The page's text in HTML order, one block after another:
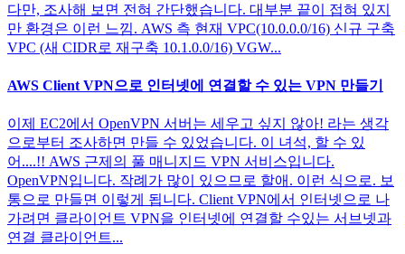
다만, 조사해 보면 전혀 간단했습니다. 대부분 끝이 접혀 있지
만 환경은 이런 느낌. AWS 측 현재 VPC(10.0.0.0/16) 신규 구축
VPC (새 CIDR로 재구축 10.1.0.0/16) VGW...
AWS Client VPN으로 인터넷에 연결할 수 있는 VPN 만들기
이제 EC2에서 OpenVPN 서버는 세우고 싶지 않아! 라는 생각
으로부터 조사하면 만들 수 있었습니다. 이 녀석, 할 수 있
어....!! AWS 근제의 풀 매니지드 VPN 서비스입니다.
OpenVPN입니다. 작례가 많이 있으므로 할애. 이런 식으로. 보
통으로 만들면 이렇게 됩니다. Client VPN에서 인터넷으로 나
가려면 클라이언트 VPN을 인터넷에 연결할 수있는 서브넷과
연결 클라이언트...